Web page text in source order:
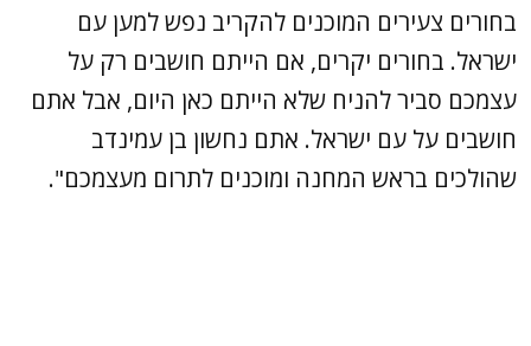
בחורים צעירים המוכנים להקריב נפש למען עם
ישראל. בחורים יקרים, אם הייתם חושבים רק על
עצמכם סביר להניח שלא הייתם כאן היום, אבל אתם
חושבים על עם ישראל. אתם נחשון בן עמינדב
שהולכים בראש המחנה ומוכנים לתרום מעצמכם".